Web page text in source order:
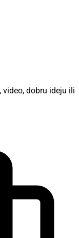
dobru ideju ili